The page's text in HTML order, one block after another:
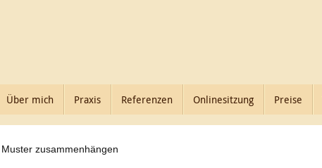
Über mich Praxis Referenzen Onlinesitzung Preise
zusammenhängen